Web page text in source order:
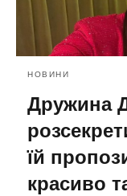
НОВИНИ
Дружина
їй
красиво